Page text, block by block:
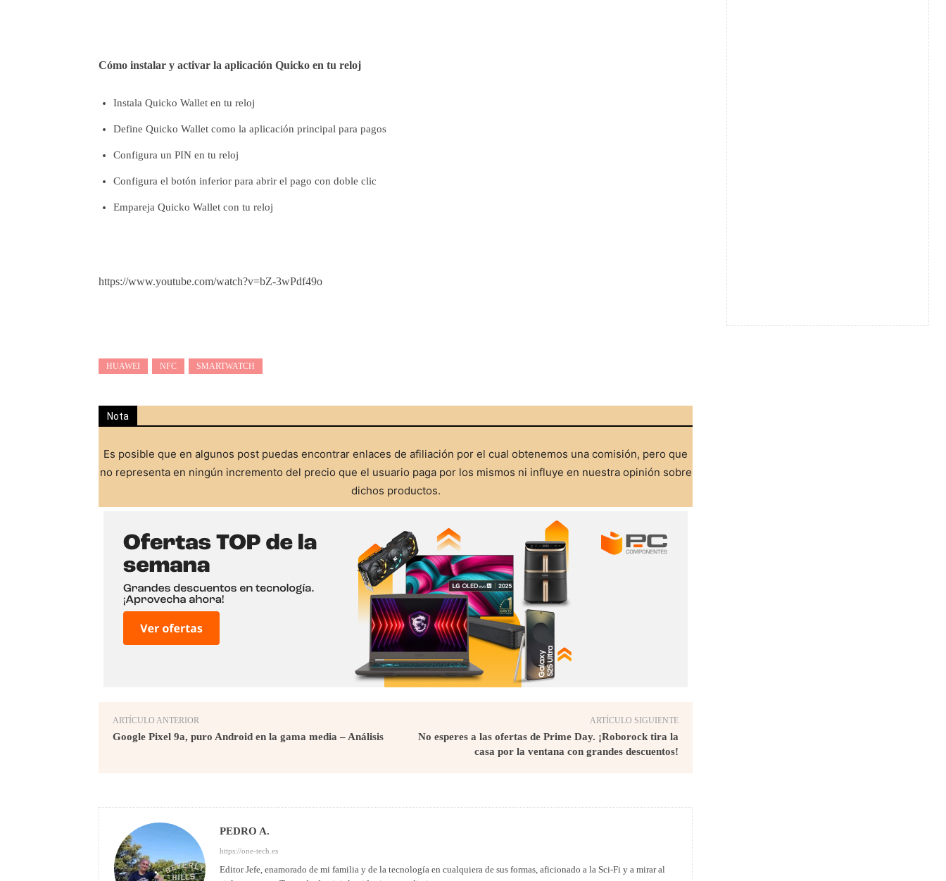
Cómo instalar y activar la aplicación Quicko en tu reloj
Instala Quicko Wallet en tu reloj
Define Quicko Wallet como la aplicación principal para pagos
Configura un PIN en tu reloj
Configura el botón inferior para abrir el pago con doble clic
Empareja Quicko Wallet con tu reloj
https://www.youtube.com/watch?v=bZ-3wPdf49o
HUAWEI NFC SMARTWATCH
Nota
Es posible que en algunos post puedas encontrar enlaces de afiliación por el cual obtenemos una comisión, pero que
no representa en ningún incremento del precio que el usuario paga por los mismos ni influye en nuestra opinión sobre
dichos productos.
ARTÍCULO ANTERIOR
Google Pixel 9a, puro Android en la gama media – Análisis
ARTÍCULO SIGUIENTE
No esperes a las ofertas de Prime Day. ¡Roborock tira la
casa por la ventana con grandes descuentos!
PEDRO A.
https://one-tech.es
Editor Jefe, enamorado de mi familia y de la tecnología en cualquiera de sus formas, aficionado a la Sci-Fi y a mirar al